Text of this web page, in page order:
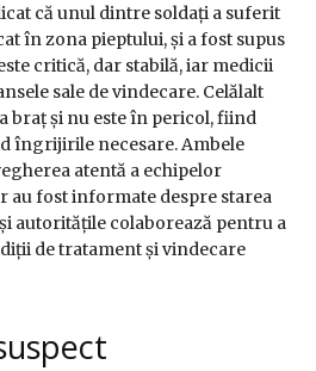
că unul dintre soldați a suferit
în zona pieptului, și a fost supus
critică, dar stabilă, iar medicii
sale de vindecare. Celălalt
braț și nu este în pericol, fiind
îngrijirile necesare. Ambele
atentă a echipelor
au fost informate despre starea
autoritățile colaborează pentru a
de tratament și vindecare